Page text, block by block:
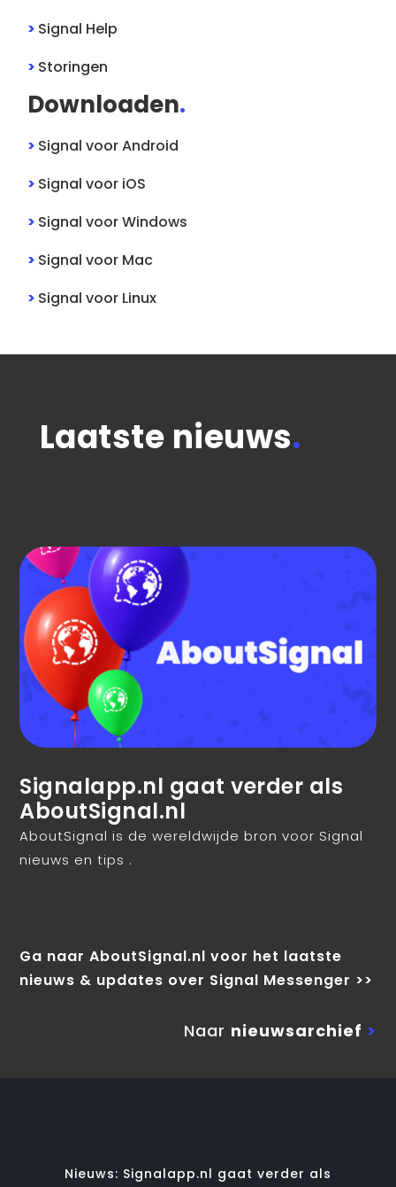
> Signal Help
> Storingen
Downloaden.
> SignalvoorAndroid
> Signalvoor iOS
> SignalvoorWindows
> Signalvoor Mac
> Signalvoor Linux
Laatste nieuws.
Signalapp.nl gaat verder als
AboutSignal.nl
AboutSignal is de wereldwijde bron voor Signal
nieuws en tips .
Ga naar AboutSignal.nl voor het laatste
nieuws & updates over Signal Messenger >>
Naar nieuwsarchief >
Nieuws: Signalapp.nl gaat verder als